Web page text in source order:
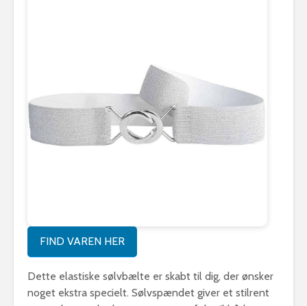
FIND VAREN HER
Dette elastiske sølvbælte er skabt til dig, der ønsker
noget ekstra specielt. Sølvspændet giver et stilrent